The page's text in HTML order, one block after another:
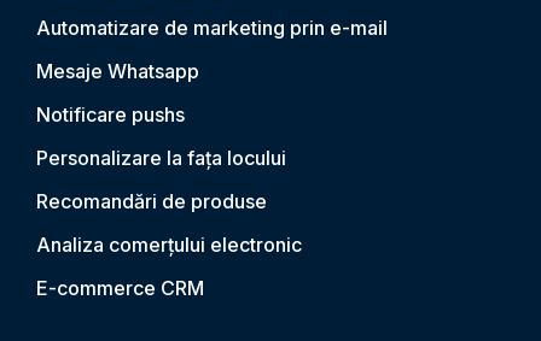
Automatizare de marketing prin e-mail
Mesaje Whatsapp
Notificare pushs
Personalizare la fața locului
Recomandări de produse
Analiza comerțului electronic
E-commerce CRM